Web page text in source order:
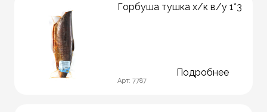
Горбуша тушка х/к в/у 1*3
Арт: 7787
Подробнее